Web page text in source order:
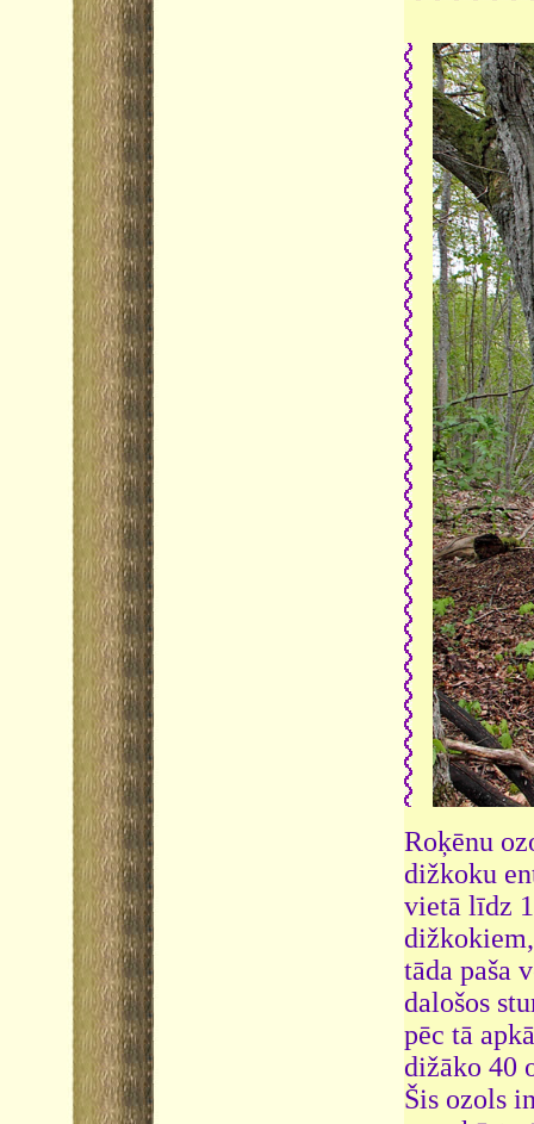
Roķēnu
dižkoku
vietā līdz
tāda paša
dalošos
pēc tā
dižāko 40
Šis ozols